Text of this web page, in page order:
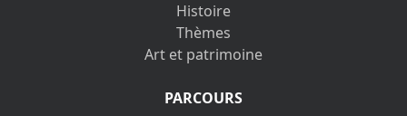
Histoire
Thèmes
Art et patrimoine
PARCOURS